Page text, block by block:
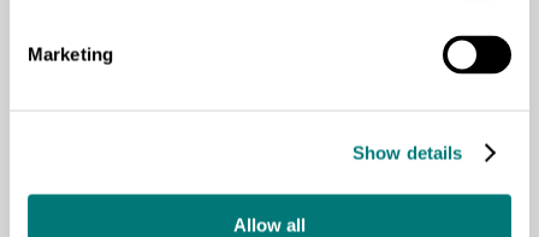
Marketing
Show details
Allow all
प्रजनन स्वास्थ्य सम्बन्धी जानकारी किन जरूरी छ?